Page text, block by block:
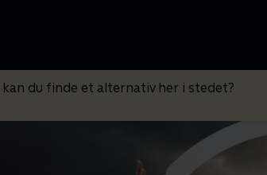
du finde et alternativ her i stedet?